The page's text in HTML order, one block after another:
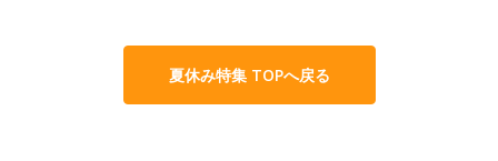
夏休み特集 TOPへ戻る